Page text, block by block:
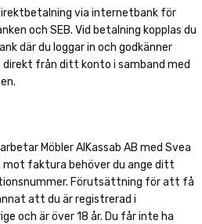
via internetbank för
och SEB. Vid betalning kopplas du
där du loggar in och godkänner
direkt från ditt konto i samband med
Möbler AlKassab AB med Svea
mot faktura behöver du ange ditt
Förutsättning för att få
att du är registrerad i
och är över 18 år. Du får inte ha